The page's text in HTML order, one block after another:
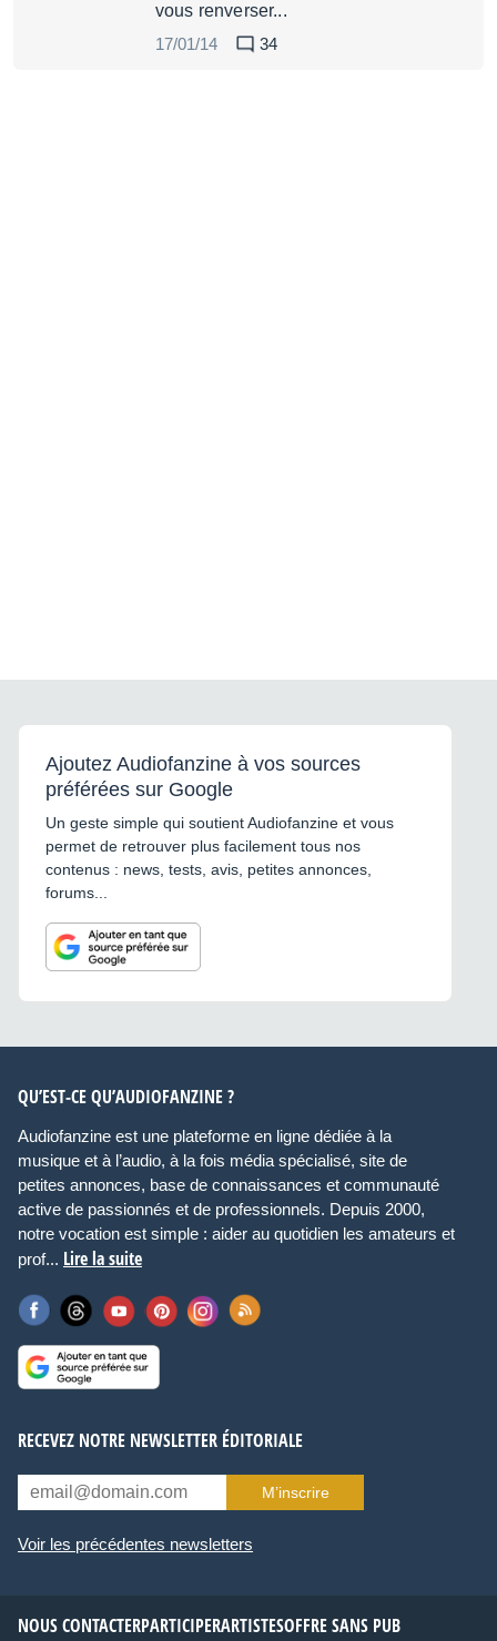
vous renverser...
17/01/14
34
Ajoutez Audiofanzine à vos sources
préférées sur Google
Un geste simple qui soutient Audiofanzine et vous
permet de retrouver plus facilement tous nos
contenus : news, tests, avis, petites annonces,
forums...
QU’EST-CE QU’AUDIOFANZINE ?
Audiofanzine est une plateforme en ligne dédiée à la
musique et à l’audio, à la fois média spécialisé, site de
petites annonces, base de connaissances et communauté
active de passionnés et de professionnels. Depuis 2000,
notre vocation est simple : aider au quotidien les amateurs et
prof... Lire la suite
RECEVEZ NOTRE NEWSLETTER ÉDITORIALE
M’inscrire
Voir les précédentes newsletters
NOUS CONTACTERPARTICIPERARTISTESOFFRE SANS PUB